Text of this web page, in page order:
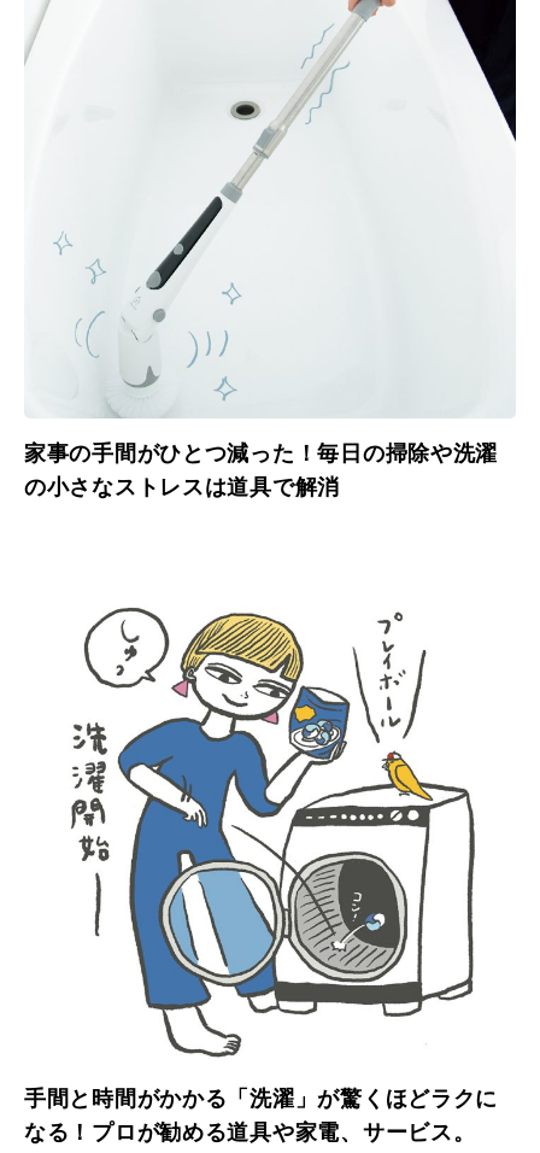
家事の手間がひとつ減った！毎日の掃除や洗濯
の小さなストレスは道具で解消
手間と時間がかかる「洗濯」が驚くほどラクに
なる！プロが勧める道具や家電、サービス。